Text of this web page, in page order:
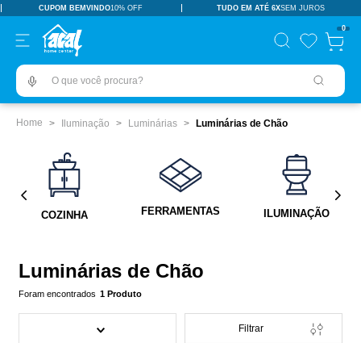
CUPOM BEMVINDO10% OFF TUDO EM ATÉ 6XSEM JUROS
0
O que você procura?
Iluminação Luminárias Luminárias de Chão
COZINHA FERRAMENTAS ILUMINAÇÃO
Luminárias de Chão
1 Produto
Filtrar
TERMOS MAIS BUSCADOS
pisos revestimentos
º ceramica
revestimento
6 pia
9º chuveiro
10º 18l